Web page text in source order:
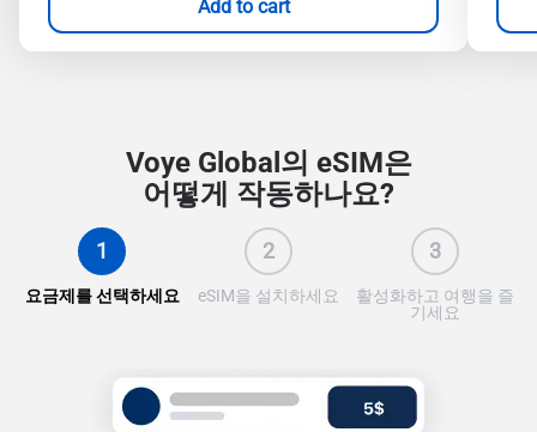
Add to cart
Voye Global의 eSIM은
어떻게 작동하나요?
1
요금제를 선택하세요
2
eSIM을 설치하세요
3
활성화하고 여행을 즐
기세요